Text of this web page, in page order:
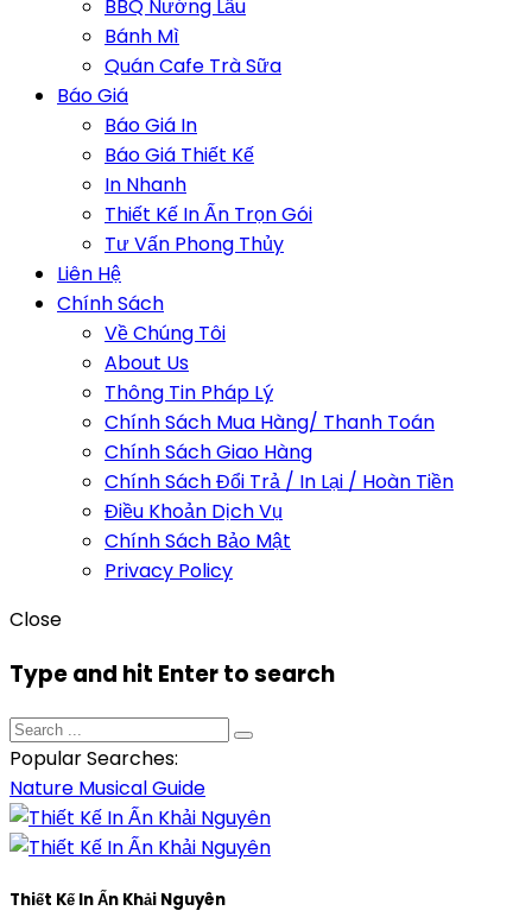
BBQ Nướng Lẩu
Bánh Mì
Quán Cafe Trà Sữa
Báo Giá
Báo Giá In
Báo Giá Thiết Kế
In Nhanh
Thiết Kế In Ấn Trọn Gói
Tư Vấn Phong Thủy
Liên Hệ
Chính Sách
Về Chúng Tôi
About Us
Thông Tin Pháp Lý
Chính Sách Mua Hàng/ Thanh Toán
Chính Sách Giao Hàng
Chính Sách Đổi Trả / In Lại / Hoàn Tiền
Điều Khoản Dịch Vụ
Chính Sách Bảo Mật
Privacy Policy
Close
Type and hit Enter to search
Popular Searches:
Nature MusicalGuide
Thiết Kế In Ấn Khải Nguyên